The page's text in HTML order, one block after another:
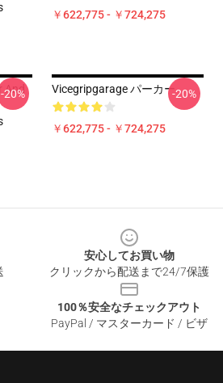
￥622,775 - ￥724,275
And
-20% Vicegripgarage パーカー
￥622,775 - ￥724,275
-20%
安心してお買い物
クリックから配送まで24/7保護
100％安全なチェックアウト
PayPal / マスターカード / ビザ